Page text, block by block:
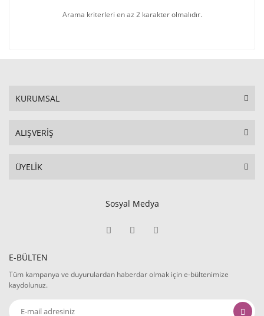
Arama kriterleri en az 2 karakter olmalıdır.
KURUMSAL
ALIŞVERİŞ
ÜYELİK
Sosyal Medya
E-BÜLTEN
Tüm kampanya ve duyurulardan haberdar olmak için e-bültenimize
kaydolunuz.